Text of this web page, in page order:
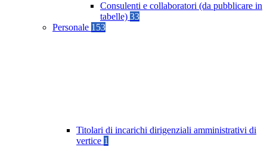
Consulenti e collaboratori (da pubblicare in
tabelle) 33
Personale 153
Titolari di incarichi dirigenziali amministrativi di
vertice 1